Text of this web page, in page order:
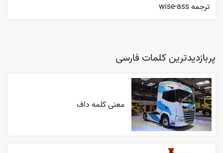
ترجمه wise-ass
پربازدیدترین کلمات فارسی
معنی کلمه داف